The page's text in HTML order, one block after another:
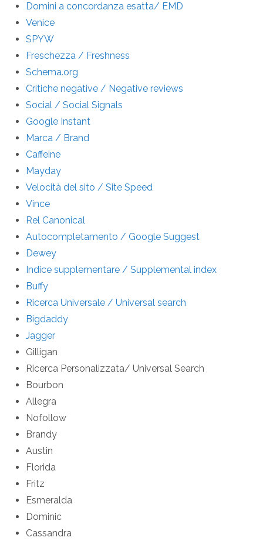
Domini a concordanza esatta/ EMD
Venice
SPYW
Freschezza / Freshness
Schema.org
Critiche negative / Negative reviews
Social / Social Signals
Google Instant
Marca / Brand
Caffeine
Mayday
Velocità del sito / Site Speed
Vince
Rel Canonical
Autocompletamento / Google Suggest
Dewey
Indice supplementare / Supplemental index
Buffy
Ricerca Universale / Universal search
Bigdaddy
Jagger
Gilligan
Ricerca Personalizzata/ Universal Search
Bourbon
Allegra
Nofollow
Brandy
Austin
Florida
Fritz
Esmeralda
Dominic
Cassandra